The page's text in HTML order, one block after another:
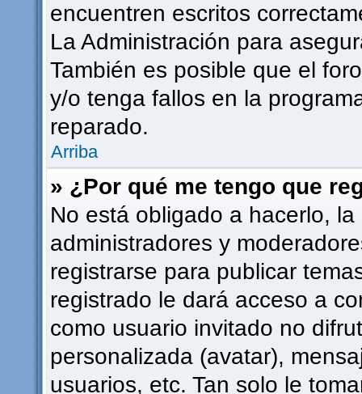
encuentren escritos
La Administración para
También es posible que el
y/o tenga fallos en la
reparado.
Arriba
» ¿Por qué me tengo que
No está obligado a hacerlo,
administradores y
registrarse para publicar
registrado le dará acceso a
como usuario invitado no
personalizada (avatar),
usuarios, etc. Tan solo le